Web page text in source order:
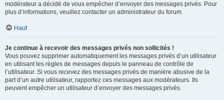
modérateur a décidé de vous empêcher d’envoyer des messages privés. Pour
plus d’informations, veuillez contacter un administrateur du forum.
Haut
Je continue à recevoir des messages privés non sollicités !
Vous pouvez supprimer automatiquement les messages privés d’un utilisateur
en utilisant les règles de messages depuis le panneau de contrôle de
l’utilisateur. Si vous recevez des messages privés de manière abusive de la
part d’un autre utilisateur, rapportez ces messages aux modérateurs. Ils
peuvent empêcher un utilisateur d’envoyer des messages privés.